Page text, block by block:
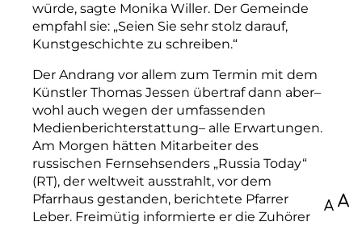
würde, sagte Monika Willer. Der Gemeinde
empfahl sie: „Seien Sie sehr stolz darauf,
Kunstgeschichte zu schreiben.“
Der Andrang vor allem zum Termin mit dem
Künstler Thomas Jessen übertraf dann aber–
wohl auch wegen der umfassenden
Medienberichterstattung– alle Erwartungen.
Am Morgen hätten Mitarbeiter des
russischen Fernsehsenders „Russia Today“
(RT), der weltweit ausstrahlt, vor dem
Pfarrhaus gestanden, berichtete Pfarrer
Leber. Freimütig informierte er die Zuhörer
100